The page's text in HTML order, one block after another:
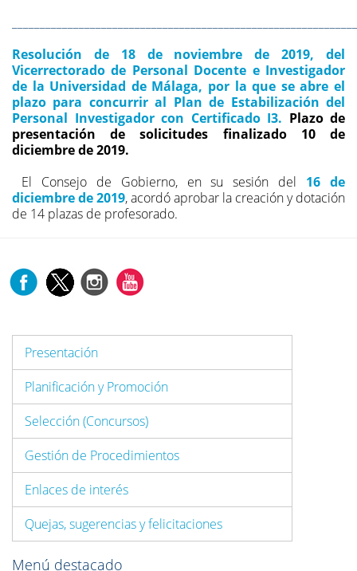
Resolución de 18 de noviembre de 2019, del
Vicerrectorado de Personal Docente e Investigador
de la Universidad de Málaga, por la que se abre el
plazo para concurrir al Plan de Estabilización del
Personal Investigador con Certificado I3. Plazo de
presentación de solicitudes finalizado 10 de
diciembre de 2019.
El Consejo de Gobierno, en su sesión del 16 de
diciembre de 2019, acordó aprobar la creación y dotación
de 14 plazas de profesorado.
Presentación
Planificación y Promoción
Selección (Concursos)
Gestión de Procedimientos
Enlaces de interés
Quejas, sugerencias y felicitaciones
Menú destacado